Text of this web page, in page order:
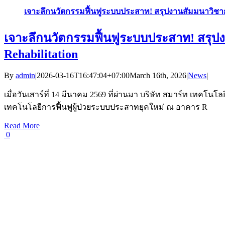
เจาะลึกนวัตกรรมฟื้นฟูระบบประสาท! สรุปงานสัมมนาวิชาก
เจาะลึกนวัตกรรมฟื้นฟูระบบประสาท! สรุป
Rehabilitation
By admin|2026-03-16T16:47:04+07:00March 16th, 2026|News|
เมื่อวันเสาร์ที่ 14 มีนาคม 2569 ที่ผ่านมา บริษัท สมาร์ท เทคโน
เทคโนโลยีการฟื้นฟูผู้ป่วยระบบประสาทยุคใหม่ ณ อาคาร R
Read More
0